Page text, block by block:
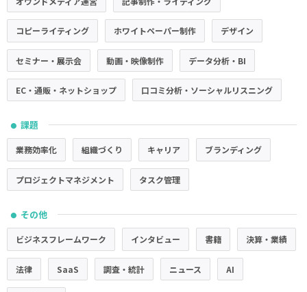
コピーライティング ホワイトペーパー制作 デザイン
セミナー・展示会 動画・映像制作 データ分析・BI
EC・通販・ネットショップ 口コミ分析・ソーシャルリスニング
● 課題
業務効率化 組織づくり キャリア ブランディング
プロジェクトマネジメント タスク管理
● その他
ビジネスフレームワーク インタビュー 書籍 決算・業績
法律 SaaS 調査・統計 ニュース AI